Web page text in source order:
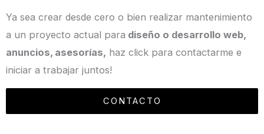
Ya sea crear desde cero o bien realizar mantenimiento
a un proyecto actual para diseño o desarrollo web,
anuncios, asesorías, haz click para contactarme e
iniciar a trabajar juntos!
CONTACTO